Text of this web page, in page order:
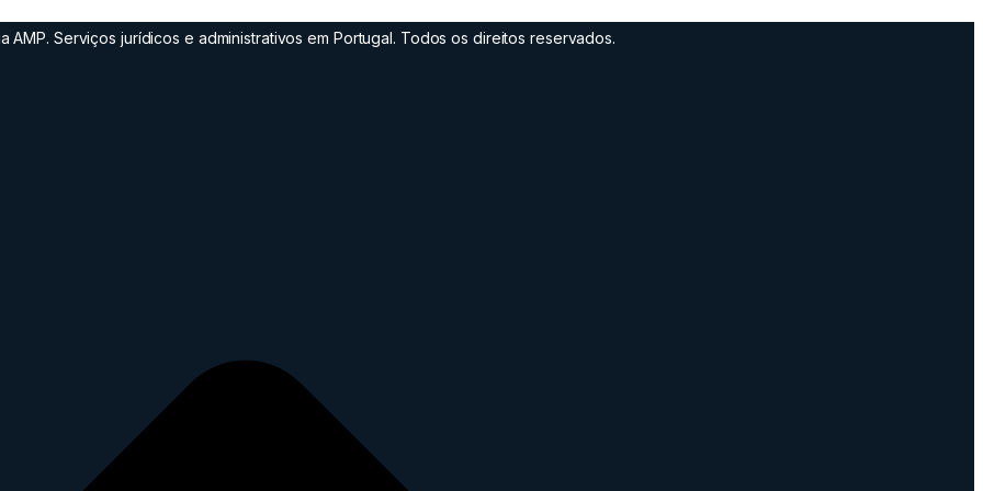
AMP. Serviços jurídicos e administrativos em Portugal. Todos os direitos reservados.